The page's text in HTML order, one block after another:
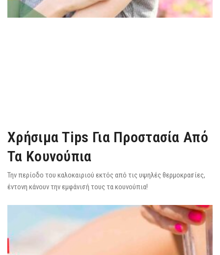
Χρήσιμα Tips Για Προστασία Από
Τα Κουνούπια
Την περίοδο του καλοκαιριού εκτός από τις υψηλές θερμοκρασίες,
έντονη κάνουν την εμφάνισή τους τα κουνούπια!